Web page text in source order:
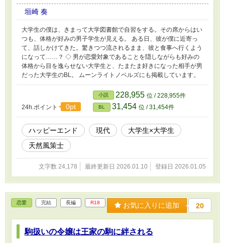
垣崎 奏
大学生の僕は、きまって大学図書館で自習をする。その席からはい
つも、体格が好みの男子学生が見える。 ある日、彼が僕に近寄っ
て、話しかけてきた。驚きつつ流されるまま、彼と食事へ行くよう
になって……？ ◇ 男が恋愛対象であることを隠しながらも好みの
体格から目を逸らせない大学生と、たまたま好きになった相手が男
だった大学生のBL。 ムーンライトノベルズにも掲載しています。
24h.ポイント 0pt
小説 228,955 位 / 228,955件
BL 31,454 位 / 31,454件
ハッピーエンド 現代
大学生×大学生
天然風策士
文字数 24,178 最終更新日 2026.01.10 登録日 2026.01.05
恋愛 完結 長編 R18 お気に入りに追加 20
駒扱いの令嬢は王家の駒に絆される